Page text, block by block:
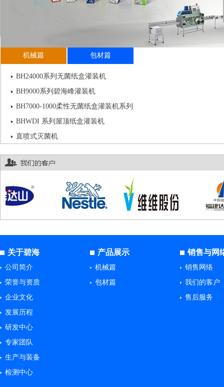
机械篇 包材篇
BH24000系列无菌纸盒灌装机
BH9000系列碧海峰灌装机
BH7000-1000柔性无菌纸盒灌装机系列
BHWDI 系列屋顶纸盒灌装机
直喷式灭菌机
屋顶保鲜包装纸
液体食品无菌包装纸
包材生产线
关于碧海
公司简介
荣誉与资质
企业文化
发展历程
研发中心
专家团队
生产与装备
检测中心
产品展示
机械篇
包材篇
销售与网
销售网络
我们的客户
售后服务